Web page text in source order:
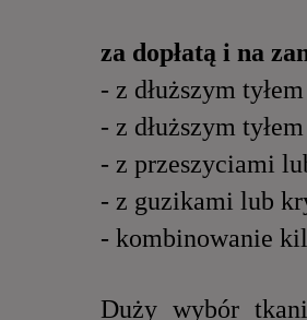
za dopłatą i na
- z dłuższym tyłem
- z dłuższym
- z przeszyciami
- z guzikami lub
- kombinowanie
Duży wybór